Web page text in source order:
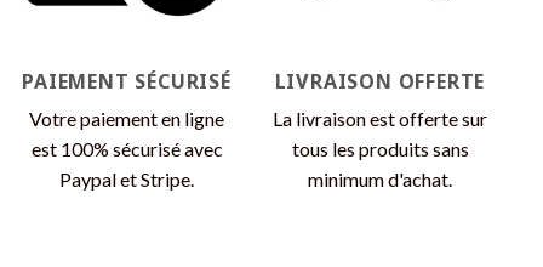
sur
du
produit
du
produit
PAIEMENT SÉCURISÉ
Votre paiement en ligne
est 100% sécurisé avec
Paypal et Stripe.
LIVRAISON OFFERTE
La livraison est offerte sur
tous les produits sans
minimum d'achat.